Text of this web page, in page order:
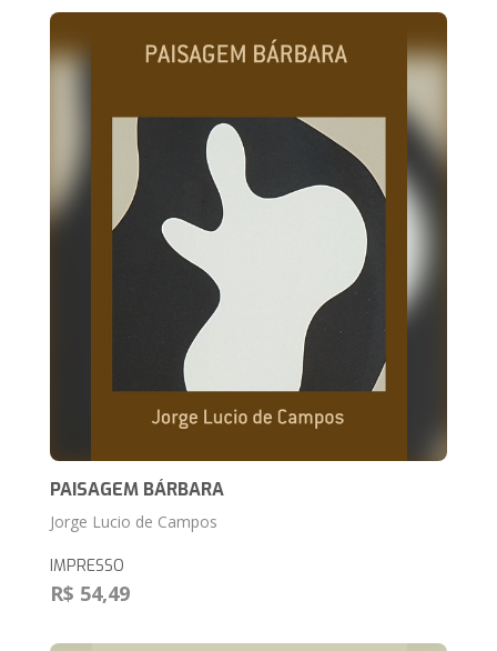
PAISAGEM BÁRBARA
Jorge Lucio de Campos
IMPRESSO
R$ 54,49